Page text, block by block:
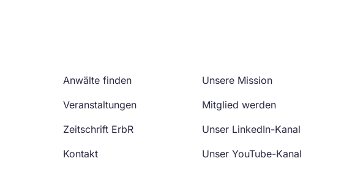
Anwälte finden
Veranstaltungen
Zeitschrift ErbR
Kontakt
Unsere Mission
Mitglied werden
Unser LinkedIn-Kanal
Unser YouTube-Kanal